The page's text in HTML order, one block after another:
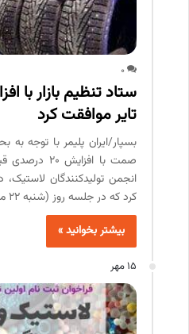
0
تایر موافقت کرد
بسپار/ایران پلیمر با توجه
صمت با
انجمن تولیدکنندگان
کرد که در جلسه روز (شنبه ٢٢ مهرماه)، ستاد تنظیم…
بیشتر بخوانید »
15 مهر